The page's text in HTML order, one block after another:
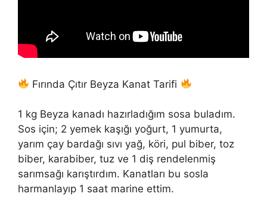
Fırında Çıtır Beyza Kanat Tarifi
1 kg Beyza kanadı hazırladığım sosa buladım.
Sos için; 2 yemek kaşığı yoğurt, 1 yumurta,
yarım çay bardağı sıvı yağ, köri, pul biber, toz
biber, karabiber, tuz ve 1 diş rendelenmiş
sarımsağı karıştırdım. Kanatları bu sosla
harmanlayıp 1 saat marine ettim.